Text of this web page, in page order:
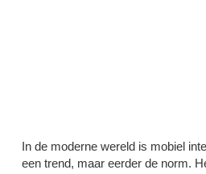
In de moderne wereld is mobiel
een trend, maar eerder de norm.